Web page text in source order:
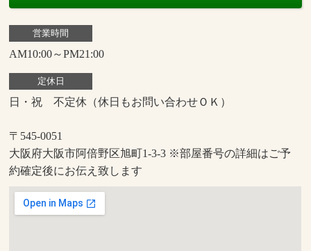
営業時間
AM10:00～PM21:00
定休日
日・祝 不定休（休日もお問い合わせＯＫ）
〒545-0051
大阪府大阪市阿倍野区旭町1-3-3 ※部屋番号の詳細はご予
約確定後にお伝え致します